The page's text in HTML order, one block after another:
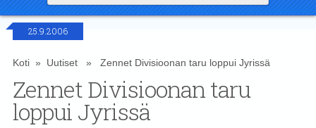
25.9.2006
Koti» Uutiset» Zennet Divisioonan taru loppui Jyrissä
Zennet Divisioonan taru
loppui Jyrissä